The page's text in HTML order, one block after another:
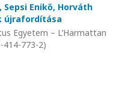
Enikő, Horváth
újrafordítása
Egyetem – L’Harmattan
414-773-2)